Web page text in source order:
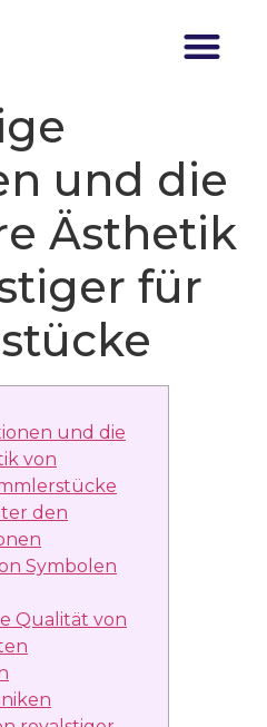
und die
Ästhetik
für
und die
von
den
Symbolen
Qualität von